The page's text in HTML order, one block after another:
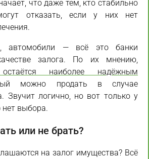
что даже тем, кто стабильно
отказать, если у них нет
автомобили — всё это банки
залога. По их мнению,
наиболее надёжным
можно продать в случае
Звучит логично, но вот только у
выбора.
или не брать?
на залог имущества? Всё